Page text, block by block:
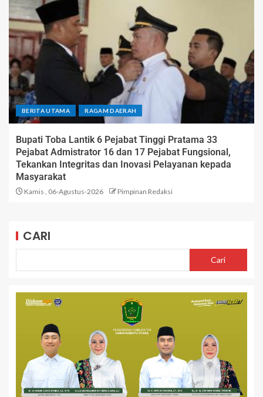
BERITA UTAMA RAGAM DAERAH
Bupati Toba Lantik 6 Pejabat Tinggi Pratama 33
Pejabat Admistrator 16 dan 17 Pejabat Fungsional,
Tekankan Integritas dan Inovasi Pelayanan kepada
Masyarakat
Kamis , 06-Agustus-2026 Pimpinan Redaksi
CARI
Cari